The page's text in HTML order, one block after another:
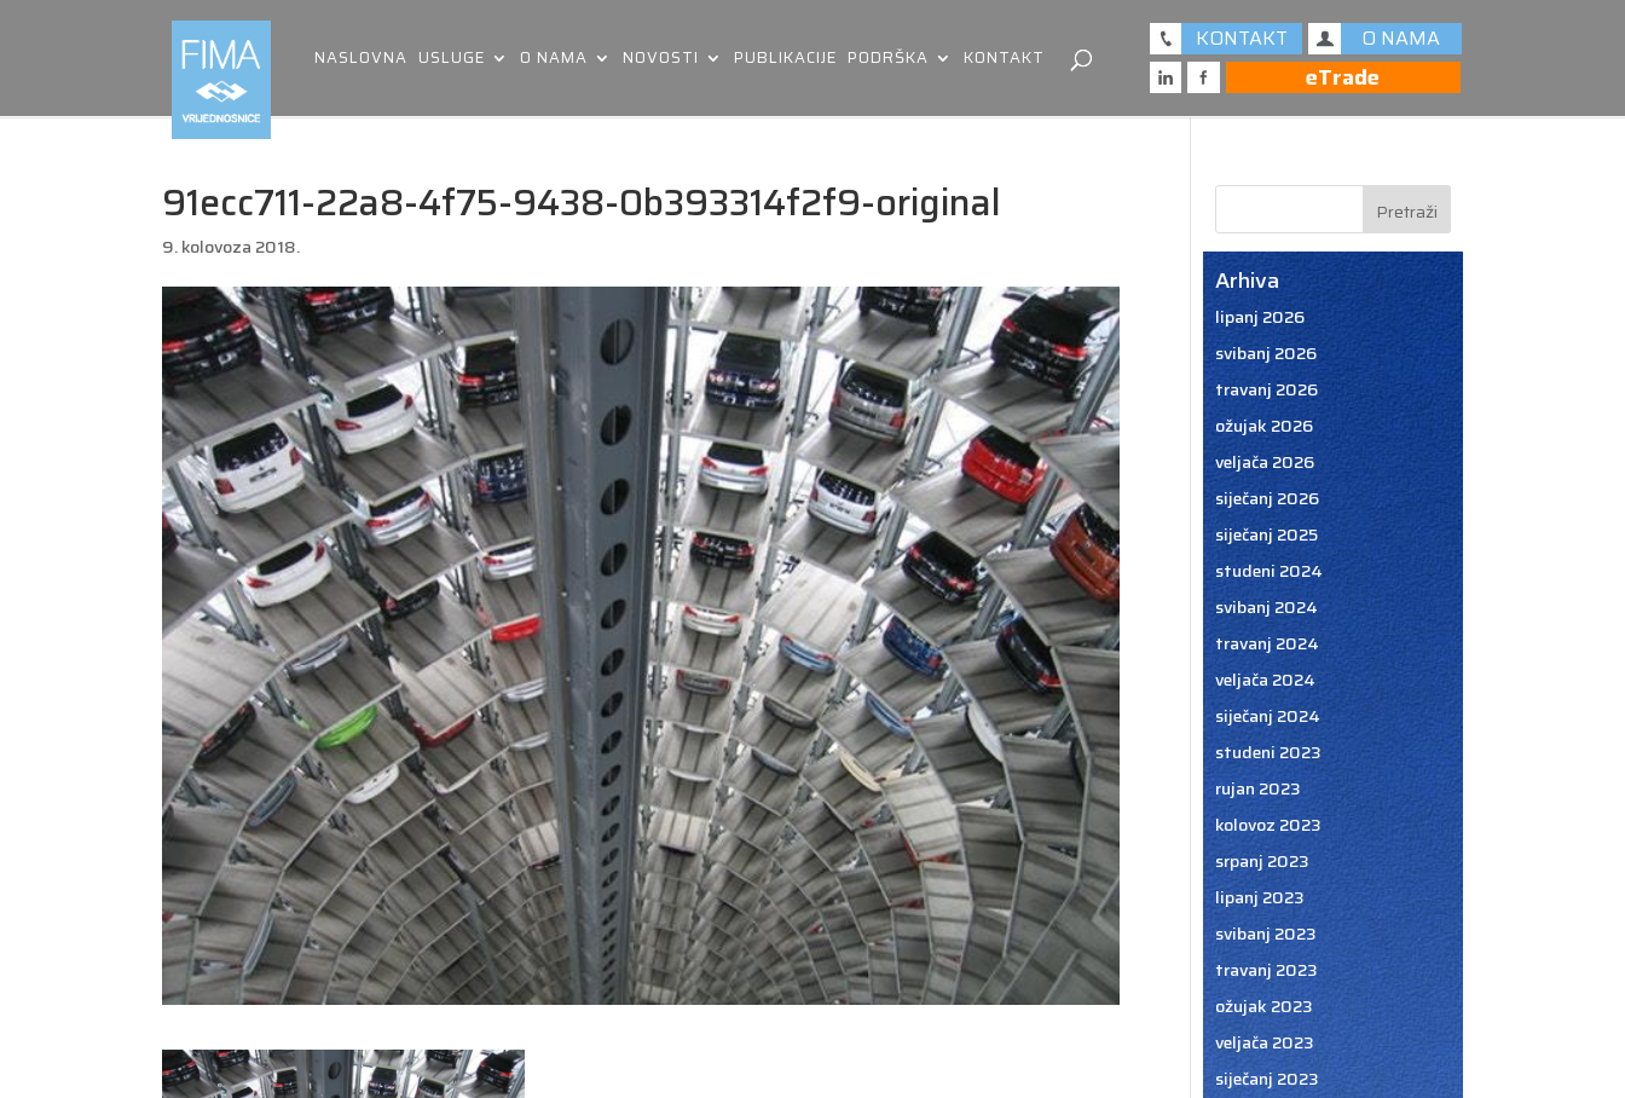
NASLOVNA USLUGE O NAMA NOVOSTI PUBLIKACIJE PODRŠKA KONTAKT
KONTAKT O NAMA
eTrade
91ecc711-22a8-4f75-9438-0b393314f2f9-original
9. kolovoza 2018.
Arhiva
lipanj 2026
svibanj 2026
travanj 2026
ožujak 2026
veljača 2026
siječanj 2026
siječanj 2025
studeni 2024
svibanj 2024
travanj 2024
veljača 2024
siječanj 2024
studeni 2023
rujan 2023
kolovoz 2023
srpanj 2023
lipanj 2023
svibanj 2023
travanj 2023
ožujak 2023
veljača 2023
siječanj 2023